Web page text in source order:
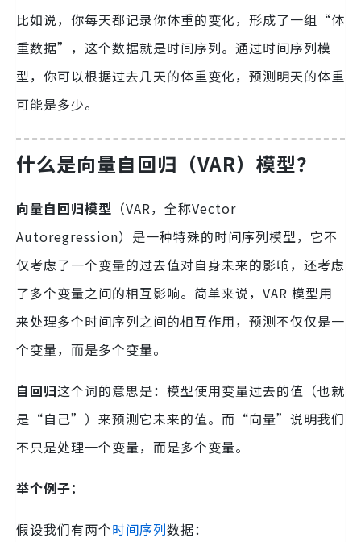
比如说，你每天都记录你体重的变化，形成了一组“体
重数据”，这个数据就是时间序列。通过时间序列模
型，你可以根据过去几天的体重变化，预测明天的体重
可能是多少。
什么是向量自回归（VAR）模型？
向量自回归模型 （VAR，全称Vector
Autoregression）是一种特殊的时间序列模型，它不
仅考虑了一个变量的过去值对自身未来的影响，还考虑
了多个变量之间的相互影响。简单来说，VAR 模型用
来处理多个时间序列之间的相互作用，预测不仅仅是一
个变量，而是多个变量。
自回归这个词的意思是：模型使用变量过去的值（也就
是“自己”）来预测它未来的值。而“向量”说明我们
不只是处理一个变量，而是多个变量。
举个例子：
假设我们有两个时间序列数据：